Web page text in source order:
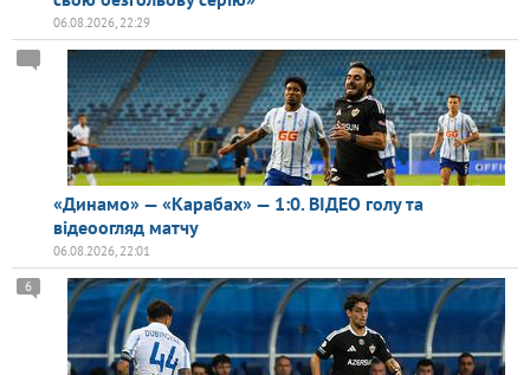
06.08.2026, 22:29
«Динамо» — «Карабах» — 1:0. ВІДЕО голу та
відеоогляд матчу
06.08.2026, 22:01
6